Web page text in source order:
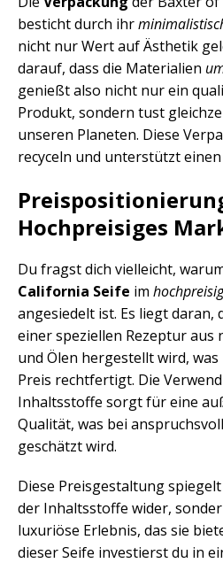
besticht durch ihr
nicht nur Wert auf Ästhetik
darauf, dass die Materialien
genießt also nicht nur ein
Produkt, sondern tust
unseren Planeten. Diese
recyceln und unterstützt
Hochpreisiges
Du fragst dich vielleicht,
California Seife im
angesiedelt ist. Es liegt daran,
einer speziellen Rezeptur aus
und Ölen hergestellt wird,
Preis rechtfertigt. Die
Inhaltsstoffe sorgt für eine
Qualität, was bei
geschätzt wird.
Diese Preisgestaltung
der Inhaltsstoffe wider,
luxuriöse Erlebnis, das sie
dieser Seife investierst du in